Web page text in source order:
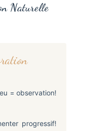
Naturelle
= observation!
progressif!